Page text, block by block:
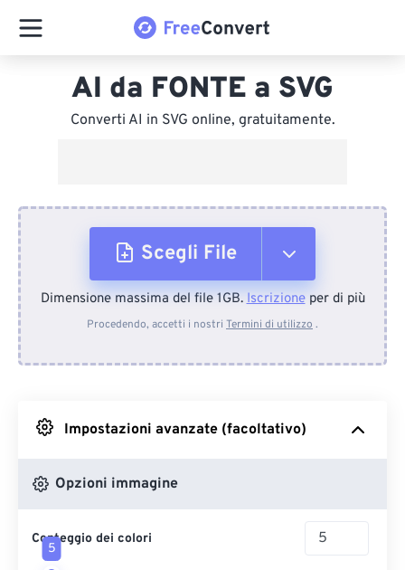
AI da FONTE a SVG
Converti AI in SVG online, gratuitamente.
Scegli File
Dal dispositivo
Da Google Drive
Dimensione massima del file 1GB.Iscrizioneper di più
Procedendo, accetti i nostri Termini di utilizzo .
Impostazioni avanzate (facoltativo)
Opzioni immagine
Conteggio dei colori
5